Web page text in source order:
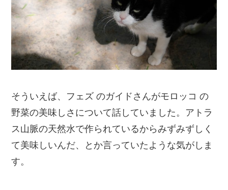
そういえば、フェズ のガイドさんがモロッコ の
野菜の美味しさについて話していました。アトラ
ス山脈の天然水で作られているからみずみずしく
て美味しいんだ、とか言っていたような気がしま
す。